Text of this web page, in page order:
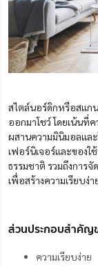
สไตล์นอร์ดิกหรือสแกน
ออกมาโชว์ โดยเน้นที่ค
ผสานความมินิมอลและ
เฟอร์นิเจอร์และของใ
ธรรมชาติ รวมถึงการ
เพื่อสร้างความเรียบ
ส่วนประกอบสำคัญ
ความเรียบง่าย